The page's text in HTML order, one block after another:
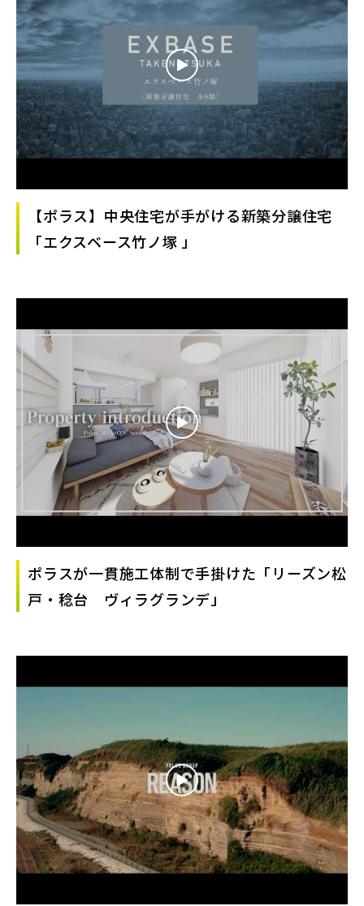
【ポラス】中央住宅が手がける新築分譲住宅
「エクスベース竹ノ塚 」
ポラスが一貫施工体制で手掛けた「リーズン松
戸・稔台 ヴィラグランデ」